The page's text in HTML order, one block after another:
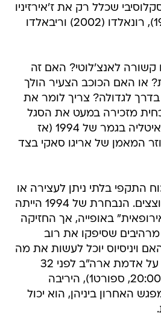
שכלל רק את ז'אירזיניו
(1970), רומאריו (1994), רונאלדו (2002) וריבאלדו
קשורה לאנצ'לוטי? האם זה
או האם הכוכב הצעיר הולך
בדרך לגדולה? צריך לומר את
מזכירה במעט את הסגל
הברזילאי שניצח את איטליה בגמר של 1994 (אז
המאמן של אריגו סאקי בצד
התקפי בלתי ניתן לעצירה או
בסגל מלא בכוכבים נוצצים. הנבחרת של 1994 הייתה
באופייה, אך החזיקה
שסיפקו את רוב
ויניסיוס יוכל לעשות את מה
שרומאריו ובבטו עשו על אדמת ארה"ב לפני 32
שנה? הערב נגד יפן (20:00, ספורט1), היריבה
האחרון ביניהן, הוא יכול